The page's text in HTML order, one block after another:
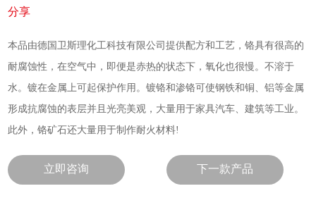
分享
本品由德国卫斯理化工科技有限公司提供配方和工艺，铬具有很高的
耐腐蚀性，在空气中，即便是赤热的状态下，氧化也很慢。不溶于
水。镀在金属上可起保护作用。镀铬和渗铬可使钢铁和铜、铝等金属
形成抗腐蚀的表层并且光亮美观，大量用于家具汽车、建筑等工业。
此外，铬矿石还大量用于制作耐火材料!
立即咨询 下一款产品